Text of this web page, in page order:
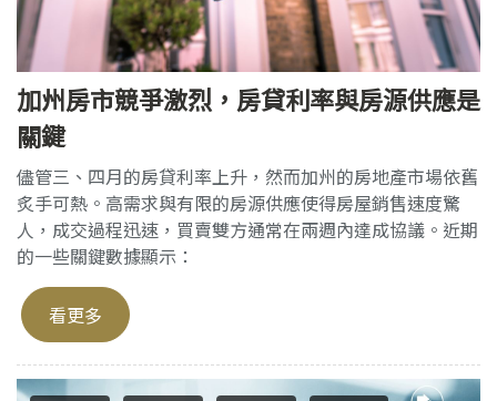
加州房市競爭激烈，房貸利率與房源供應是
關鍵
儘管三、四月的房貸利率上升，然而加州的房地產市場依舊
炙手可熱。高需求與有限的房源供應使得房屋銷售速度驚
人，成交過程迅速，買賣雙方通常在兩週內達成協議。近期
的一些關鍵數據顯示：
看更多